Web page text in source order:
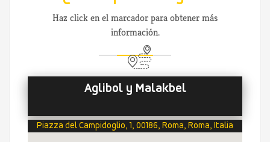
Haz click en el marcador para obtener más
información.
Aglibol y Malakbel
Piazza del Campidoglio, 1, 00186, Roma, Roma, Italia